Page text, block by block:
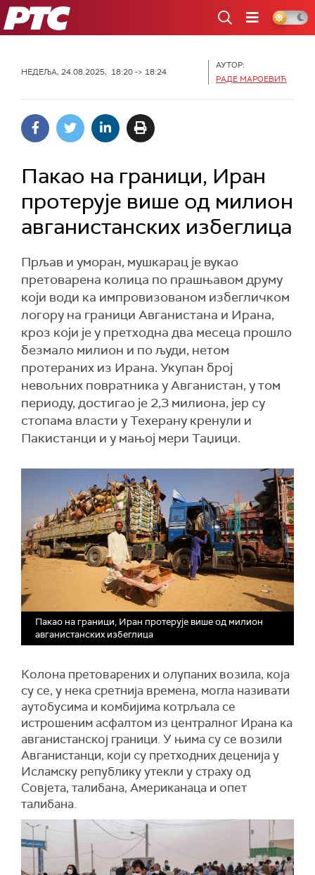
РТС
НЕДЕЉА, 24.08.2025, 18:20 -> 18:24
АУТОР:
РАДЕ МАРОЕВИЋ
Пакао на граници, Иран
протерује више од милион
авганистанских избеглица
Прљав и уморан, мушкарац је вукао
претоварена колица по прашњавом друму
који води ка импровизованом избегличком
логору на граници Авганистана и Ирана,
кроз који је у претходна два месеца прошло
безмало милион и по људи, нетом
протераних из Ирана. Укупан број
невољних повратника у Авганистан, у том
периоду, достигао је 2,3 милиона, јер су
стопама власти у Техерану кренули и
Пакистанци и у мањој мери Таџици.
Пакао на граници, Иран протерује више од милион
авганистанских избеглица
Колона претоварених и олупаних возила, која
су се, у нека сретнија времена, могла називати
аутобусима и комбијима котрљала се
истрошеним асфалтом из централног Ирана ка
авганистанској граници. У њима су се возили
Авганистанци, који су претходних деценија у
Исламску републику утекли у страху од
Совјета, талибана, Американаца и опет
талибана.